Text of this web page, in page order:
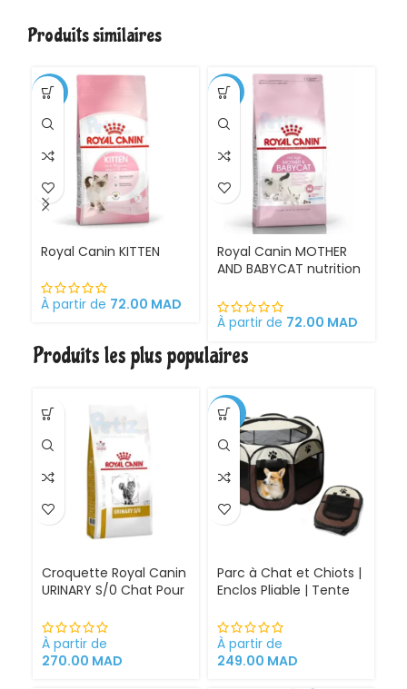
Produits similaires
-1%
Royal Canin KITTEN
À partir de 72.00 MAD
-11%
Royal Canin MOTHER
AND BABYCAT nutrition
et ses chatons
Croquettes pour
gestantes/allaitantes
À partir de 72.00 MAD
Produits les plus populaires
Croquette Royal Canin
URINARY S/0 Chat Pour
Cystite régime
médicalisé
À partir de
270.00 MAD
-30%
Parc à Chat et Chiots |
Enclos Pliable | Tente
et extérieur
À partir de
249.00 MAD